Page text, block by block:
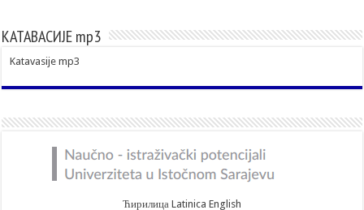
КАТАВАСИЈЕ mp3
Katavasije mp3
Ћирилица Latinica English